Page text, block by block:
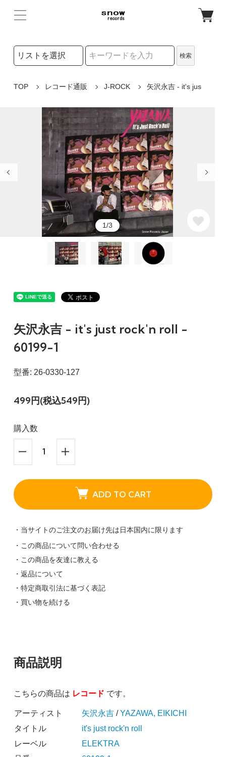
検索リストの選択
検索
TOP レコード通販 J-ROCK 矢沢永吉 - it's jus
1/3
矢沢永吉 - it's just rock'n roll -
60199-1
型番: 26-0330-127
499円(税込549円)
購入数
ADD TO CART
・当サイトのご注文のお届け先は日本国内に限ります
・この商品について問い合わせる
・この商品を友達に教える
・返品について
・特定商取引法に基づく表記
・買い物を続ける
商品説明
こちらの商品は レコード です。
アーティスト 矢沢永吉/YAZAWA, EIKICHI
タイトル
it's just rock'n roll
レーベル
ELEKTRA